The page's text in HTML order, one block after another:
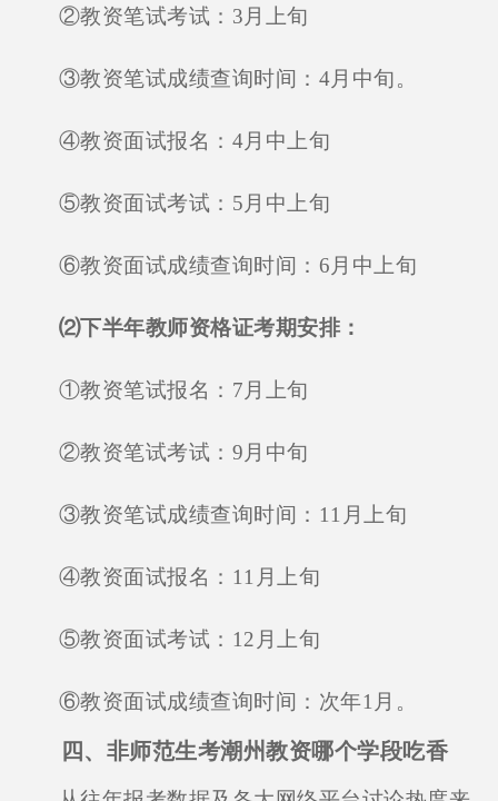
②教资笔试考试：3月上旬
③教资笔试成绩查询时间：4月中旬。
④教资面试报名：4月中上旬
⑤教资面试考试：5月中上旬
⑥教资面试成绩查询时间：6月中上旬
⑵下半年教师资格证考期安排：
①教资笔试报名：7月上旬
②教资笔试考试：9月中旬
③教资笔试成绩查询时间：11月上旬
④教资面试报名：11月上旬
⑤教资面试考试：12月上旬
⑥教资面试成绩查询时间：次年1月。
四、非师范生考潮州教资哪个学段吃香